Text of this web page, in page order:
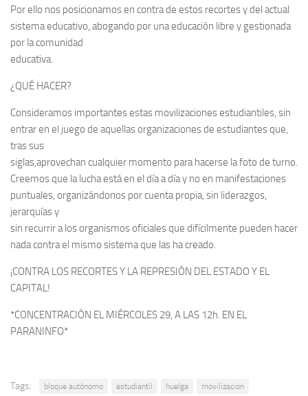
Por ello nos posicionamos en contra de estos recortes y del actual
sistema educativo, abogando por una educación libre y gestionada
por la comunidad
educativa.
¿QUÉ HACER?
Consideramos importantes estas movilizaciones estudiantiles, sin
entrar en el juego de aquellas organizaciones de estudiantes que,
tras sus
siglas,aprovechan cualquier momento para hacerse la foto de turno.
Creemos que la lucha está en el día a día y no en manifestaciones
puntuales, organizándonos por cuenta propia, sin liderazgos,
jerarquías y
sin recurrir a los organismos oficiales que difícilmente pueden hacer
nada contra el mismo sistema que las ha creado.
¡CONTRA LOS RECORTES Y LA REPRESIÓN DEL ESTADO Y EL
CAPITAL!
*CONCENTRACIÓN EL MIÉRCOLES 29, A LAS 12h. EN EL
PARANINFO*
Tags: bloque autónomo estudiantil huelga
movilizacion